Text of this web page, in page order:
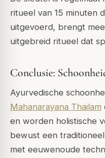
ritueel van 15 minuten
uitgevoerd, brengt
uitgebreid ritueel dat
Conclusie:
Ayurvedische
Mahanarayana Thailam
en worden holistische
bewust een
met eeuwenoude